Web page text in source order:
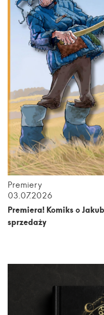
Premiery
03.07.2026
Premiera! Komiks o
sprzedaży